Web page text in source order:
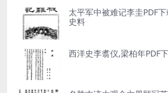
太平军中被难记李圭PDF
史料
西洋史李翥仪,梁柏年PDF